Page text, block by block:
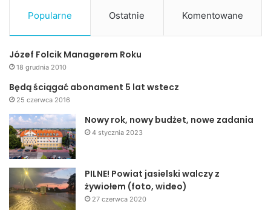
Popularne Ostatnie Komentowane
Józef Folcik Managerem Roku
18 grudnia 2010
Będą ściągać abonament 5 lat wstecz
25 czerwca 2016
Nowy rok, nowy budżet, nowe zadania
4 stycznia 2023
PILNE! Powiat jasielski walczy z
żywiołem (foto, wideo)
27 czerwca 2020